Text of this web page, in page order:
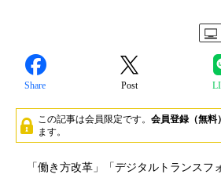
Share Post
この記事は会員限定です。 会員登録（無料）
ます。
「働き方改革」「デジタルトランスフ